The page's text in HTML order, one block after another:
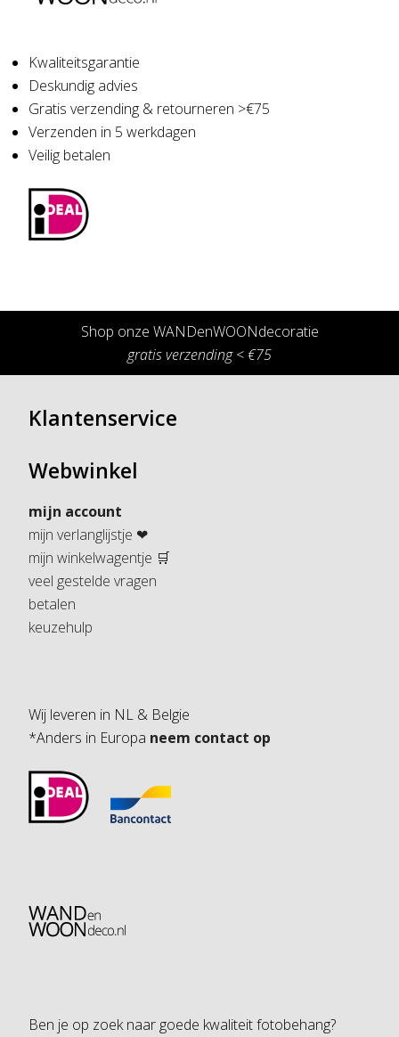
Kwaliteitsgarantie
Deskundig advies
Gratis verzending & retourneren >€75
Verzenden in 5 werkdagen
Veilig betalen
Shop onze WANDenWOONdecoratie
gratis verzending < €75
Klantenservice
Webwinkel
mijn account
mijn verlanglijstje ❤
mijn winkelwagentje 🛒
veel gestelde vragen
betalen
keuzehulp
Wij leveren in NL & Belgie
*Anders in Europa neem contact op
Ben je op zoek naar goede kwaliteit fotobehang?